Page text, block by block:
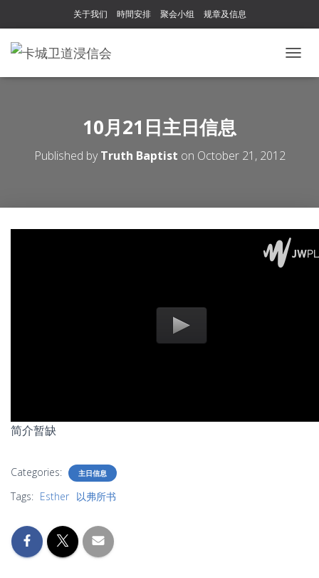
关于我们 時間安排 聚会小组 规章及信息
O
T
O
10月21日主日信息
Published byTruth Baptist on October 21, 2012
简介暂缺
Categories: 主日信息
Tags: Esther 以弗所书